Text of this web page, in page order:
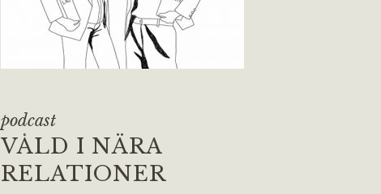
podcast
VÅLD I NÄRA
RELATIONER